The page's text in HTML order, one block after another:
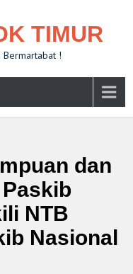
TIMUR
Bermartabat !
dan
NTB
Nasional